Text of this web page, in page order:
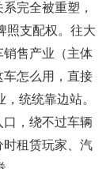
完全被重塑，
照支配权。往大
销售产业（主体
车怎么用，直接
统统靠边站。
，绕不过车辆
时租赁玩家、汽